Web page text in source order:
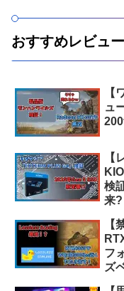
おすすめレビュ
【
ュ
【
検
来?
【
フ
ズ